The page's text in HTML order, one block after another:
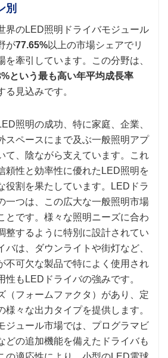
別
界のLED照明ドライバモジュール
が77.65%以上の市場シェアでリ
を牽引しています。この分野は、
という最も高い年平均成長率
る見込みです。
照明の成功、特に家庭、企業、
スペースにまで及ぶ一般照明アプ
て、陰ながら支えています。これ
頼性と効率性に優れたLED照明を
役割を果たしています。LEDドラ
一つは、この広大な一般照明市場
とです。様々な照明ニーズに合わ
整するように特別に設計されてい
バは、ダウンライトや街灯など、
不可欠な製品で特によく使用され
性もLEDドライバの強みです。
（フォームファクタ）があり、定
様々な出力タイプを提供します。
ジュール市場では、プログラマビ
どの追加機能を備えたドライバも